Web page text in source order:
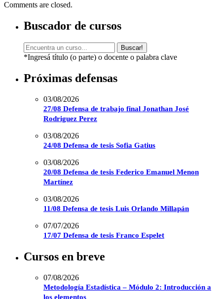
Comments are closed.
Buscador de cursos
Buscar!
*Ingresá título (o parte) o docente o palabra clave
Próximas defensas
03/08/2026
27/08 Defensa de trabajo final Jonathan José
Rodriguez Perez
03/08/2026
24/08 Defensa de tesis Sofia Gatius
03/08/2026
20/08 Defensa de tesis Federico Emanuel Menon
Martínez
03/08/2026
11/08 Defensa de tesis Luis Orlando Millapán
07/07/2026
17/07 Defensa de tesis Franco Espelet
Cursos en breve
07/08/2026
Metodología Estadística – Módulo 2: Introducción a
los elementos